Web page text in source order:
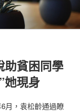
助貧困同學
她現身
月，袁松齡通過瞭